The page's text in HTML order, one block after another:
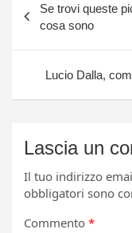
articoli
Se trovi queste
cosa sono
Lucio Dalla,
Lascia un
Il tuo indirizzo
obbligatori sono
Commento *